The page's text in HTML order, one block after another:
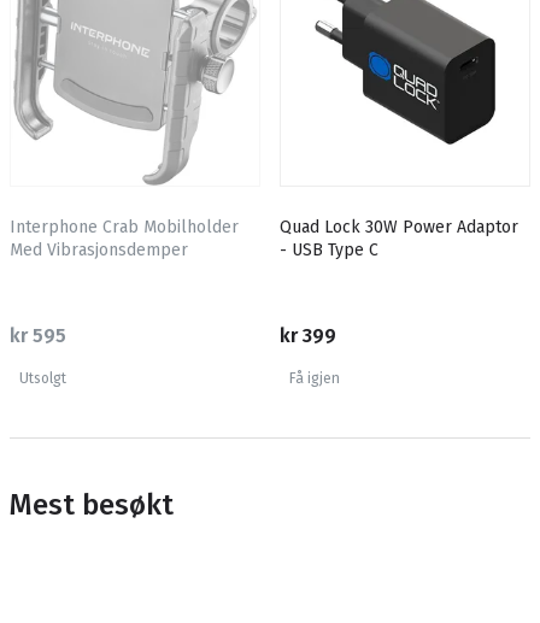
Interphone Crab Mobilholder
Med Vibrasjonsdemper
kr 595
Utsolgt
Quad Lock 30W Power Adaptor
- USB Type C
kr 399
Få igjen
Mest besøkt